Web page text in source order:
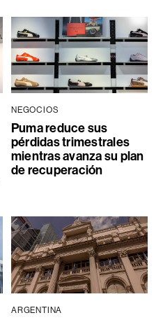
NEGOCIOS
Puma reduce sus
pérdidas trimestrales
mientras avanza su plan
de recuperación
ARGENTINA